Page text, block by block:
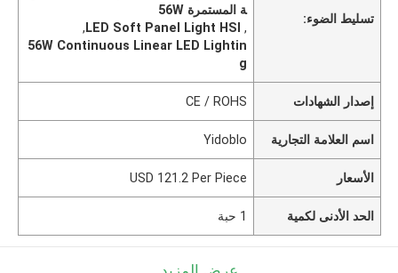
تسليط الضوء:
ة المستمرة 56W
,
LED Soft Panel Light HSI
,
56W Continuous Linear LED Lightin
g
إصدار الشهادات CE / ROHS
اسم العلامة التجارية Yidoblo
الأسعار USD 121.2 Per Piece
الحد الأدنى لكمية 1 حبة